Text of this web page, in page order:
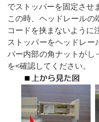
でストッパーを固定させ
この時、ヘッドレールの
コードを挟まないように
ストッパーをヘッドレー
パー内部の角ナットがし
を<確認してください。